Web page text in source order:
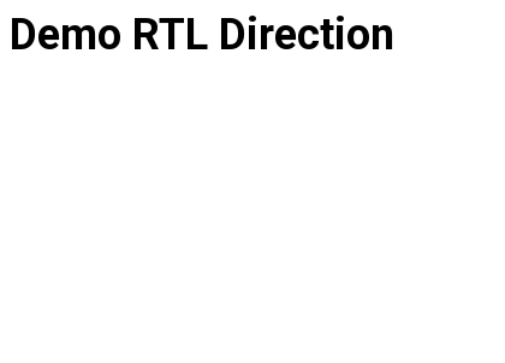
Demo RTL Direction